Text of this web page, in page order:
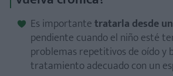
Es importantetratarla desde
pendiente cuando el niño esté
problemas repetitivos de oído y
tratamiento adecuado con un